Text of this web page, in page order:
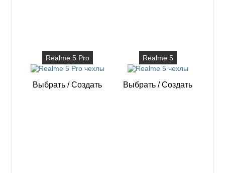
Realme 5 Pro
Выбрать /Создать
Realme 5
Выбрать /Создать